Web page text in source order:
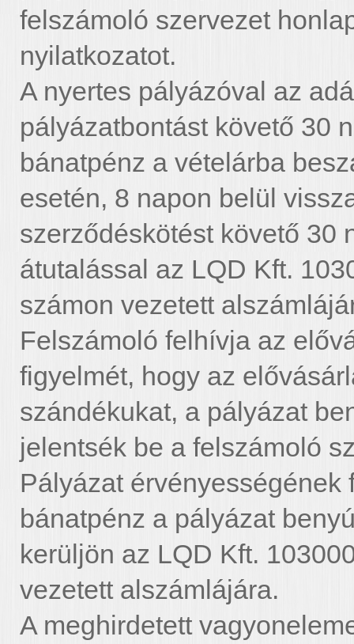
felszámoló szervezet
nyilatkozatot.
A nyertes pályázóval az
pályázatbontást követő 30
bánatpénz a vételárba
esetén, 8 napon belül
szerződéskötést követő 30
átutalással az LQD Kft.
számon vezetett
Felszámoló felhívja az
figyelmét, hogy az
szándékukat, a pályázat
jelentsék be a felszámoló
Pályázat
bánatpénz a pályázat
kerüljön az LQD Kft.
vezetett alszámlájára.
A meghirdetett